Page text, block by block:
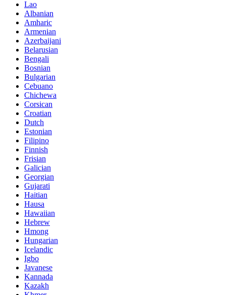
Lao
Albanian
Amharic
Armenian
Azerbaijani
Belarusian
Bengali
Bosnian
Bulgarian
Cebuano
Chichewa
Corsican
Croatian
Dutch
Estonian
Filipino
Finnish
Frisian
Galician
Georgian
Gujarati
Haitian
Hausa
Hawaiian
Hebrew
Hmong
Hungarian
Icelandic
Igbo
Javanese
Kannada
Kazakh